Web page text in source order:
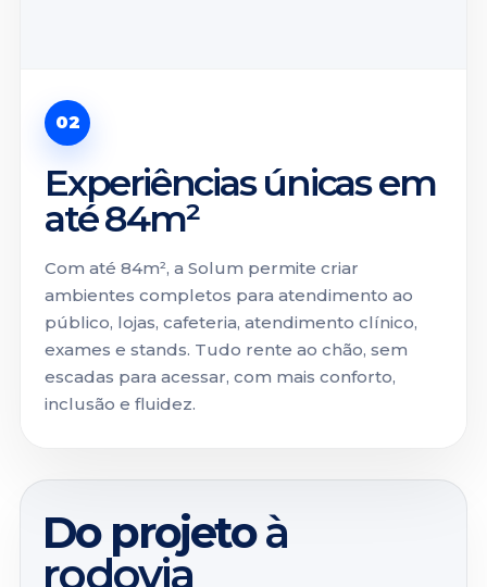
02
Experiências únicas em
até 84m²
Com até 84m², a Solum permite criar
ambientes completos para atendimento ao
público, lojas, cafeteria, atendimento clínico,
exames e stands. Tudo rente ao chão, sem
escadas para acessar, com mais conforto,
inclusão e fluidez.
Do projetoà
rodovia